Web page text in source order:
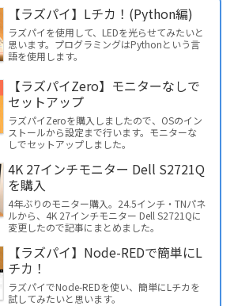
【ラズパイ】Lチカ！(Python編)
ラズパイを使用して、LEDを光らせてみたいと
思います。プログラミングはPythonという言
語を使用します。
【ラズパイZero】モニターなしで
セットアップ
ラズパイZeroを購入しましたので、OSのイン
ストールから設定まで行います。モニターな
しでセットアップしました。
4K 27インチモニター Dell S2721Q
を購入
4年ぶりのモニター購入。24.5インチ・TNパネ
ルから、4K 27インチモニター Dell S2721Qに
変更したので記事にまとめました。
【ラズパイ】Node-REDで簡単にL
チカ！
ラズパイでNode-REDを使い、簡単にLチカを
試してみたいと思います。